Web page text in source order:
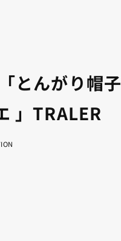
とんがり帽子
」TRALER